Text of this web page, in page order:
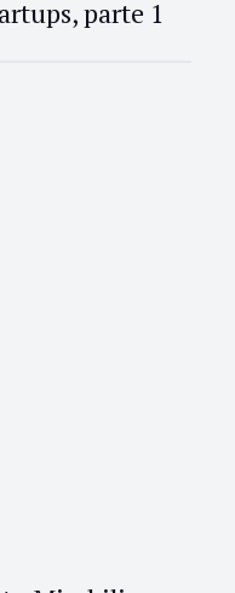
parte 1